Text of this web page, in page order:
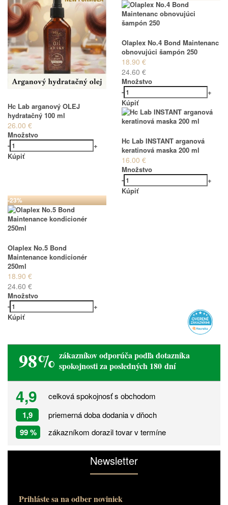
Hc Lab arganový OLEJ
hydratačný 100 ml
26.00 €
Množstvo
-
+
Kúpiť
Olaplex No.4 Bond Maintenanc
obnovujúci šampón 250
18.90 €
24.60 €
Množstvo
-
+
Kúpiť
Hc Lab INSTANT arganová
keratinová maska 200 ml
16.00 €
Množstvo
-
+
Kúpiť
-23%
Olaplex No.5 Bond
Maintenance kondicionér
250ml
18.90 €
24.60 €
Množstvo
-
+
Kúpiť
98% zákazníkov odporúča podľa dotazníka
spokojnosti za posledných 180 dní
4,9 celková spokojnosť s obchodom
1,9 priemerná doba dodania v dňoch
99 % zákazníkom dorazil tovar v termíne
Newsletter
Prihláste sa na odber noviniek